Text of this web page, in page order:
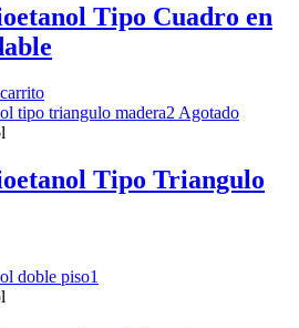
Tipo Cuadro en
Agotado
Tipo Triangulo